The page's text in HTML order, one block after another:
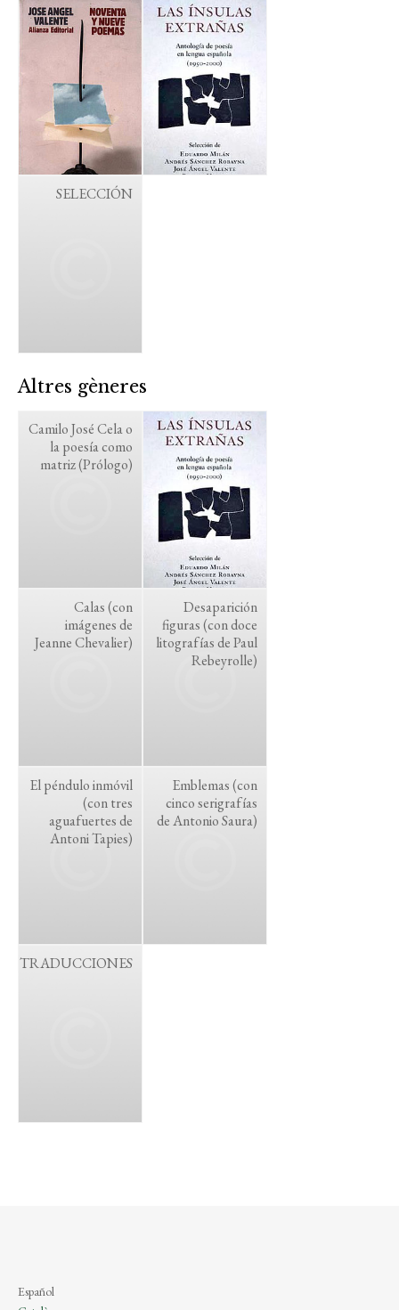
SELECCIÓN
Altres gèneres
Camilo José Cela o
la poesía como
matriz (Prólogo)
Calas (con
imágenes de
Jeanne Chevalier)
Desaparición
figuras (con doce
litografías de Paul
Rebeyrolle)
El péndulo inmóvil
(con tres
aguafuertes de
Antoni Tapies)
Emblemas (con
cinco serigrafías
de Antonio Saura)
TRADUCCIONES
Español